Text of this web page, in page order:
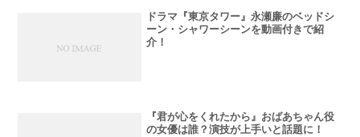
ドラマ『東京タワー』永瀬廉のベッドシ
ーン・シャワーシーンを動画付きで紹
介！
『君が心をくれたから』おばあちゃん役
の女優は誰？演技が上手いと話題に！